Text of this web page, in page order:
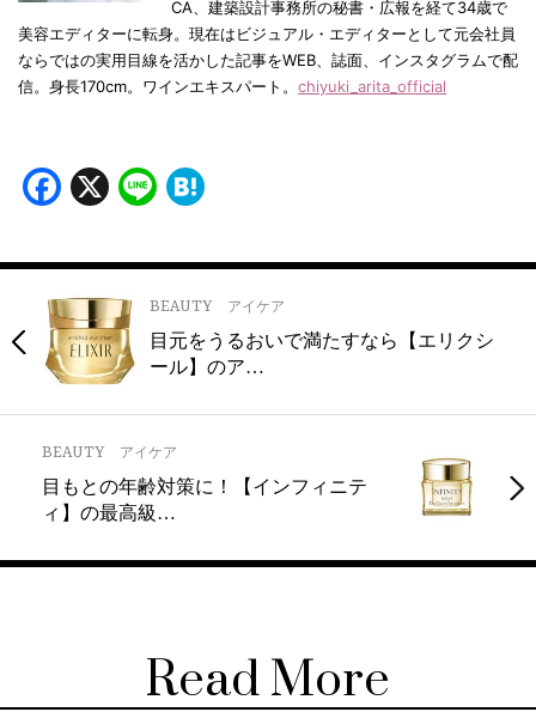
CA、建築設計事務所の秘書・広報を経て34歳で
美容エディターに転身。現在はビジュアル・エディターとして元会社員
ならではの実用目線を活かした記事をWEB、誌面、インスタグラムで配
信。身長170cm。ワインエキスパート。 chiyuki_arita_official
Facebook
X Line
BEAUTY アイケア
目元をうるおいで満たすなら【エリクシ
ール】のア…
BEAUTY アイケア
目もとの年齢対策に！【インフィニテ
ィ】の最高級…
Read More